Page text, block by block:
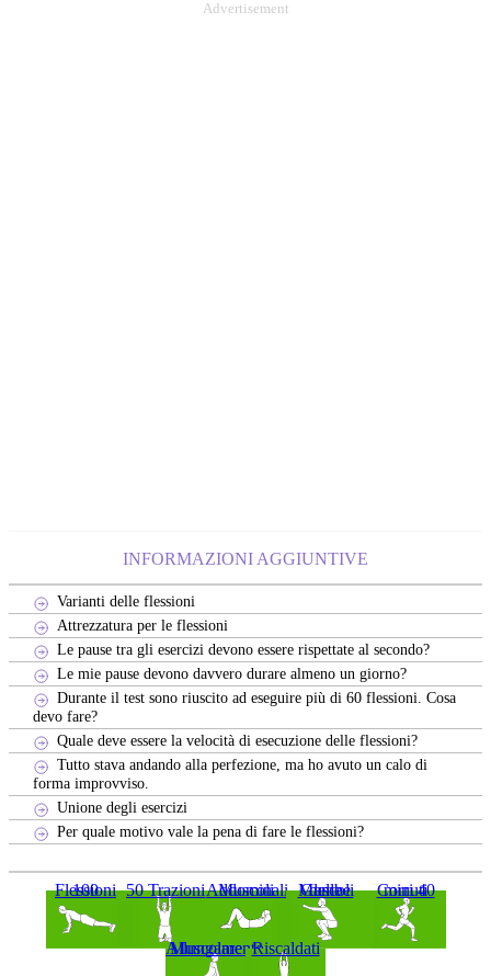
Advertisement
INFORMAZIONI AGGIUNTIVE
Varianti delle flessioni
Attrezzatura per le flessioni
Le pause tra gli esercizi devono essere rispettate al secondo?
Le mie pause devono davvero durare almeno un giorno?
Durante il test sono riuscito ad eseguire più di 60 flessioni. Cosa
devo fare?
Quale deve essere la velocità di esecuzione delle flessioni?
Tutto stava andando alla perfezione, ma ho avuto un calo di
forma improvviso.
Unione degli esercizi
Per quale motivo vale la pena di fare le flessioni?
100 Flessioni 50 TrazioniMuscoli Addominali Muscoli delle Gambe Corri 40 minuti
Allungamento Muscolare Riscaldati